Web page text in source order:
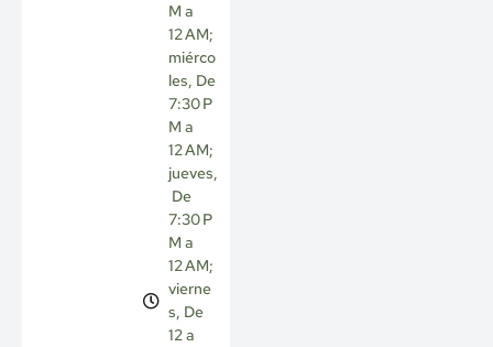
M a
12 AM;
miérco
les, De
7:30 P
M a
12 AM;
jueves,
De
7:30 P
M a
12 AM;
vierne
s, De
12 a